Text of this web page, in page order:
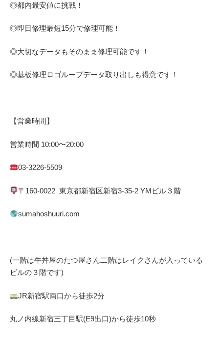
◎都内最安値に挑戦！
◎即日修理最短15分で修理可能！
◎大切なデータもそのまま修理可能です！
◎基板修理ロゴループデータ取り出しも得意です！
【営業時間】
営業時間 10:00〜20:00
03-3226-5509
〒 160-0022 東京都新宿区新宿3-35-2 YMビル３階
sumahoshuuri.com
(一階は牛丼屋のたつ屋さん二階はレイクさんが入っている
ビルの３階です)
JR新宿駅南口から徒歩2分
丸ノ内線新宿三丁目駅(E9出口)から徒歩10秒